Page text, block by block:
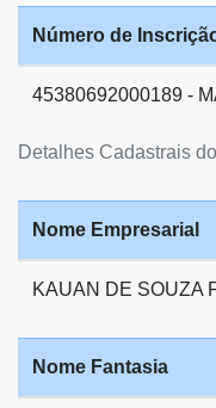
Detalhes Cadastrais
Número de
45380692000189 -
Nome Empresarial
KAUAN DE SOUZA
Nome Fantasia